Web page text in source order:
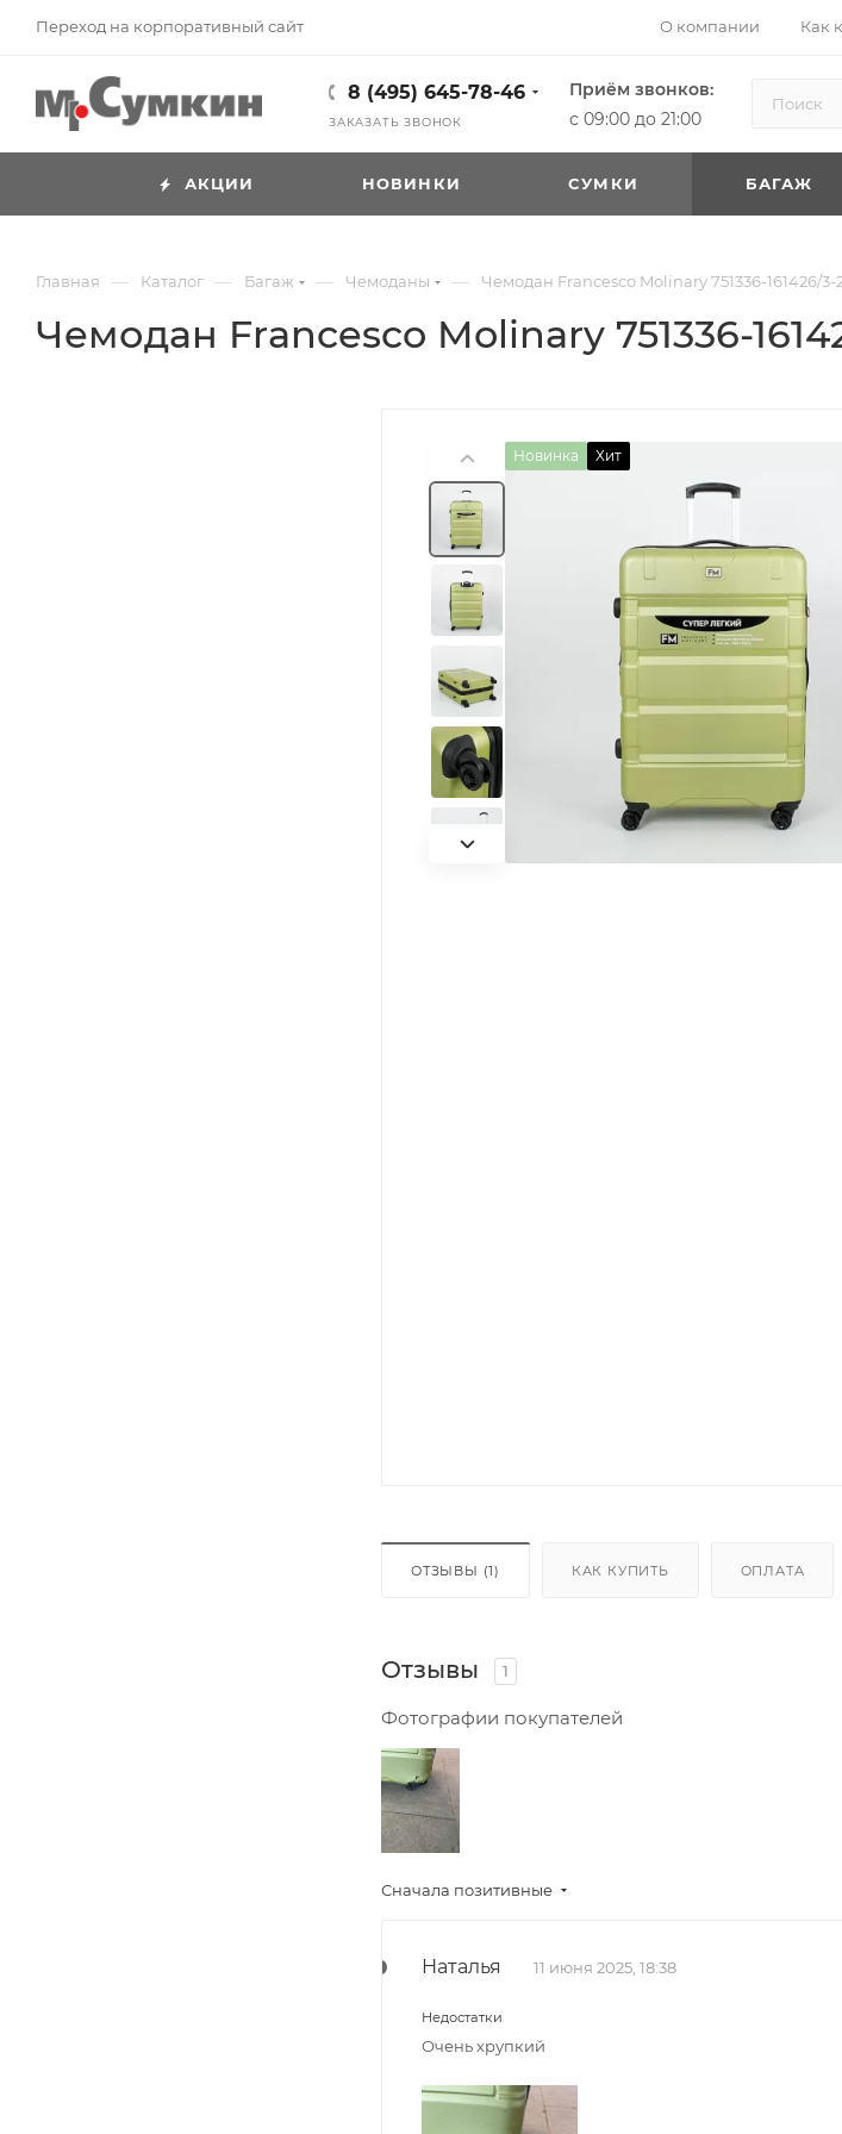
Переход на корпоративный сайт О компании Как
8 (495) 645-78-46
ЗАКАЗАТЬ ЗВОНОК
Приём звонков:
с 09:00 до 21:00
АКЦИИ НОВИНКИ CУМКИ БАГАЖ
Главная — Каталог — Багаж — Чемоданы — Чемодан Francesco Molinary 751336-161426/3-
Чемодан Francesco Molinary 751336-
Новинка Хит
ОТЗЫВЫ (1) КАК КУПИТЬ ОПЛАТА
Отзывы 1
Фотографии покупателей
Сначала позитивные
Наталья 11 июня 2025, 18:38
Недостатки
Очень хрупкий